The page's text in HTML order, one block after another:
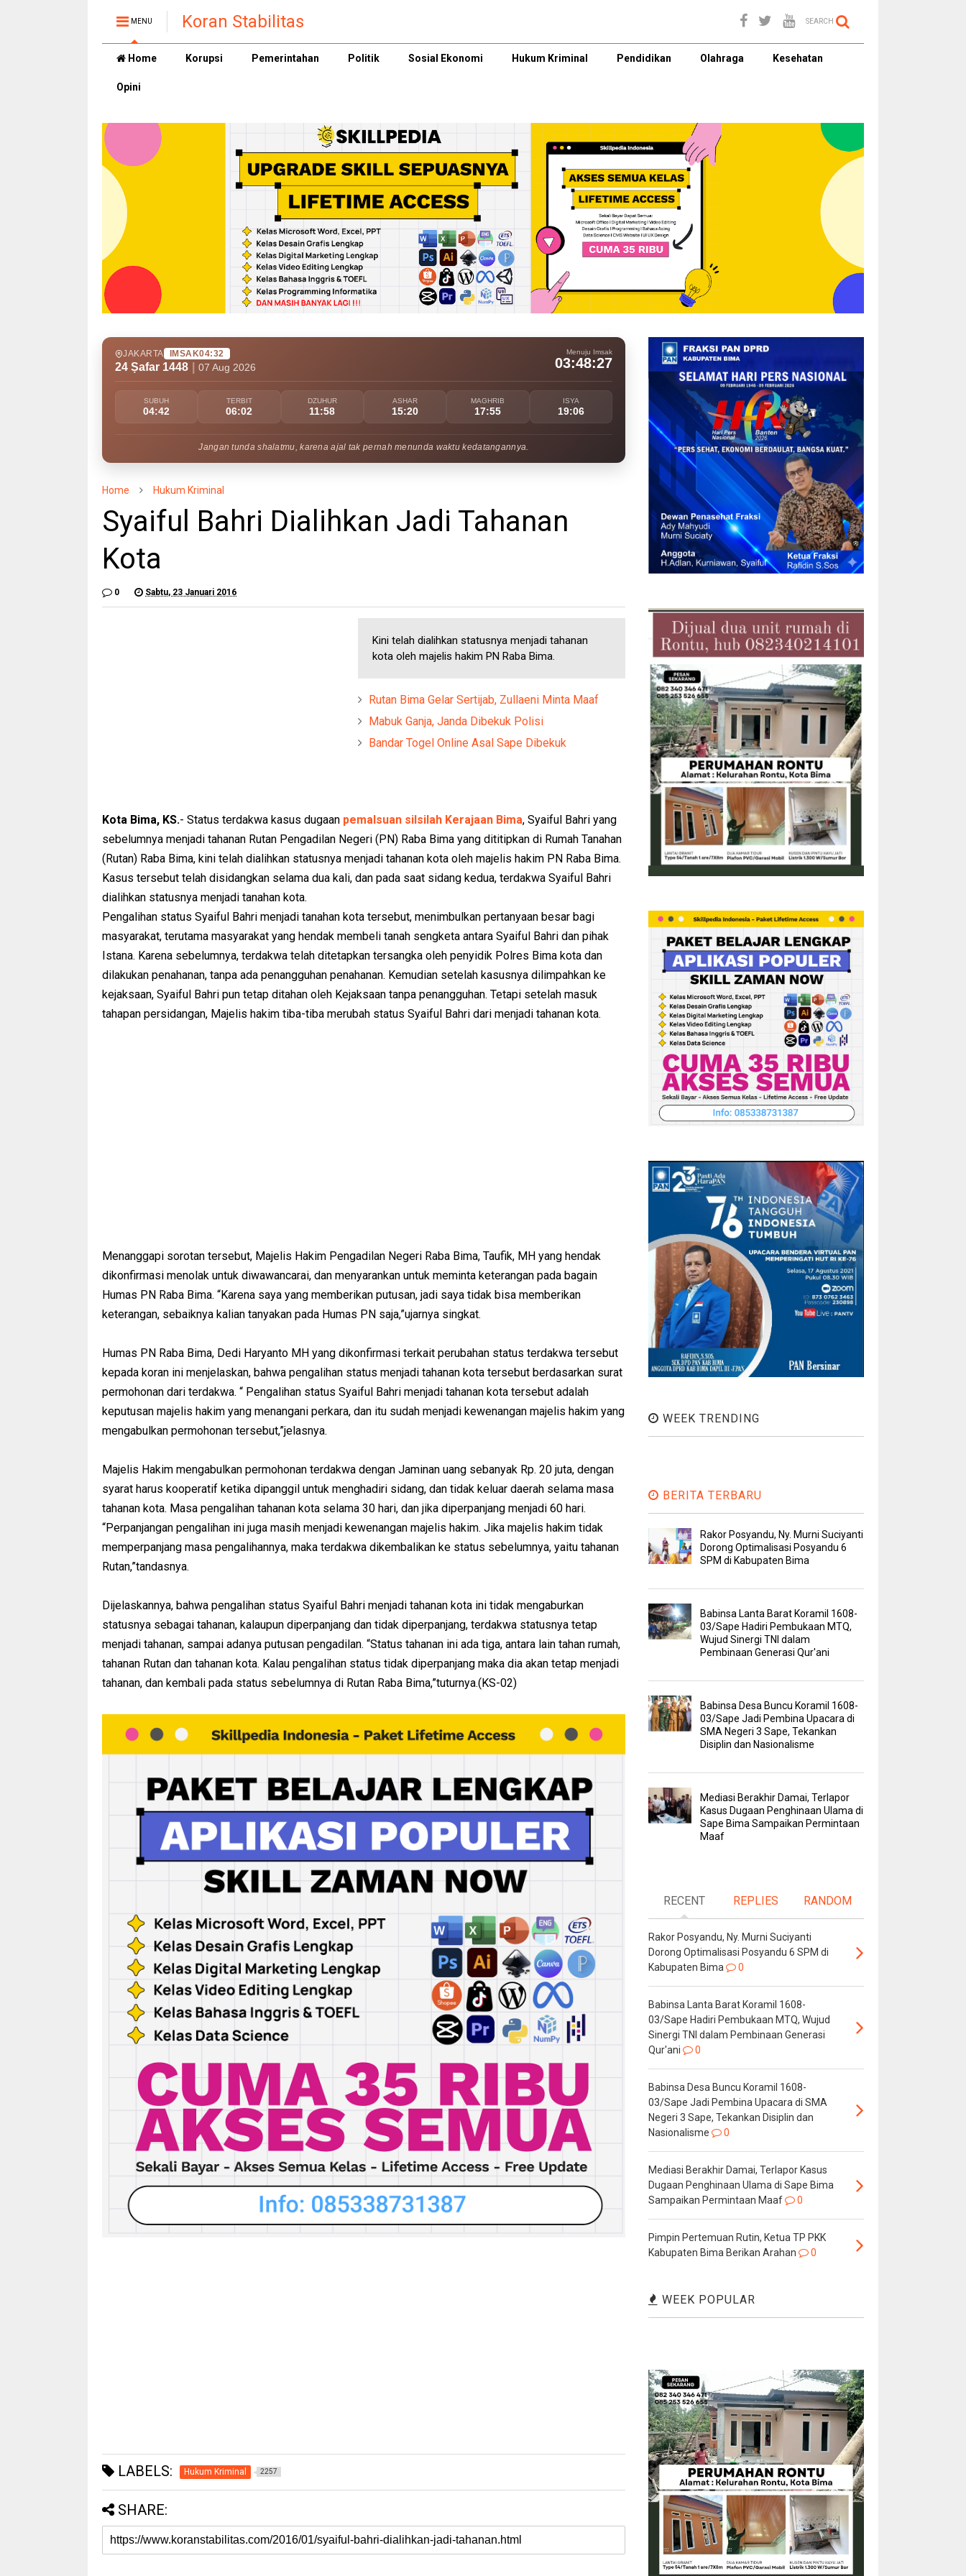
MENU Koran Stabilitas SEARCH
Home Korupsi Pemerintahan Politik Sosial Ekonomi Hukum Kriminal Pendidikan Olahraga Kesehatan
Opini
JAKARTA IMSAK04:32
24 Ṣafar 1448 07 Aug 2026
Menuju Imsak
03:48:25
SUBUH
04:42
TERBIT
06:02
DZUHUR
11:58
ASHAR
15:20
MAGHRIB
17:55
ISYA
19:06
Jangan tunda shalatmu, karena ajal tak pernah menunda waktu kedatangannya.
Home Hukum Kriminal
Syaiful Bahri Dialihkan Jadi Tahanan
Kota
0 Sabtu, 23 Januari 2016
Kini telah dialihkan statusnya menjadi tahanan
kota oleh majelis hakim PN Raba Bima.
Rutan Bima Gelar Sertijab, Zullaeni Minta Maaf
Mabuk Ganja, Janda Dibekuk Polisi
Bandar Togel Online Asal Sape Dibekuk
Kota Bima, KS.- Status terdakwa kasus dugaan pemalsuan silsilah Kerajaan Bima, Syaiful Bahri yang
sebelumnya menjadi tahanan Rutan Pengadilan Negeri (PN) Raba Bima yang dititipkan di Rumah Tanahan
(Rutan) Raba Bima, kini telah dialihkan statusnya menjadi tahanan kota oleh majelis hakim PN Raba Bima.
Kasus tersebut telah disidangkan selama dua kali, dan pada saat sidang kedua, terdakwa Syaiful Bahri
dialihkan statusnya menjadi tanahan kota.
Pengalihan status Syaiful Bahri menjadi tanahan kota tersebut, menimbulkan pertanyaan besar bagi
masyarakat, terutama masyarakat yang hendak membeli tanah sengketa antara Syaiful Bahri dan pihak
Istana. Karena sebelumnya, terdakwa telah ditetapkan tersangka oleh penyidik Polres Bima kota dan
dilakukan penahanan, tanpa ada penangguhan penahanan. Kemudian setelah kasusnya dilimpahkan ke
kejaksaan, Syaiful Bahri pun tetap ditahan oleh Kejaksaan tanpa penangguhan. Tetapi setelah masuk
tahapan persidangan, Majelis hakim tiba-tiba merubah status Syaiful Bahri dari menjadi tahanan kota.
Menanggapi sorotan tersebut, Majelis Hakim Pengadilan Negeri Raba Bima, Taufik, MH yang hendak
dikonfirmasi menolak untuk diwawancarai, dan menyarankan untuk meminta keterangan pada bagain
Humas PN Raba Bima. “Karena saya yang memberikan putusan, jadi saya tidak bisa memberikan
keterangan, sebaiknya kalian tanyakan pada Humas PN saja,”ujarnya singkat.
Humas PN Raba Bima, Dedi Haryanto MH yang dikonfirmasi terkait perubahan status terdakwa tersebut
kepada koran ini menjelaskan, bahwa pengalihan status menjadi tahanan kota tersebut berdasarkan surat
permohonan dari terdakwa. “ Pengalihan status Syaiful Bahri menjadi tahanan kota tersebut adalah
keputusan majelis hakim yang menangani perkara, dan itu sudah menjadi kewenangan majelis hakim yang
mengabulkan permohonan tersebut,”jelasnya.
Majelis Hakim mengabulkan permohonan terdakwa dengan Jaminan uang sebanyak Rp. 20 juta, dengan
syarat harus kooperatif ketika dipanggil untuk menghadiri sidang, dan tidak keluar daerah selama masa
tahanan kota. Masa pengalihan tahanan kota selama 30 hari, dan jika diperpanjang menjadi 60 hari.
“Perpanjangan pengalihan ini juga masih menjadi kewenangan majelis hakim. Jika majelis hakim tidak
memperpanjang masa pengalihannya, maka terdakwa dikembalikan ke status sebelumnya, yaitu tahanan
Rutan,”tandasnya.
Dijelaskannya, bahwa pengalihan status Syaiful Bahri menjadi tahanan kota ini tidak mengaburkan
statusnya sebagai tahanan, kalaupun diperpanjang dan tidak diperpanjang, terdakwa statusnya tetap
menjadi tahanan, sampai adanya putusan pengadilan. “Status tahanan ini ada tiga, antara lain tahan rumah,
tahanan Rutan dan tahanan kota. Kalau pengalihan status tidak diperpanjang maka dia akan tetap menjadi
tahanan, dan kembali pada status sebelumnya di Rutan Raba Bima,”tuturnya.(KS-02)
LABELS: Hukum Kriminal 2257
SHARE:
WEEK TRENDING
BERITA TERBARU
Rakor Posyandu, Ny. Murni Suciyanti
Dorong Optimalisasi Posyandu 6
SPM di Kabupaten Bima
Babinsa Lanta Barat Koramil 1608-
03/Sape Hadiri Pembukaan MTQ,
Wujud Sinergi TNI dalam
Pembinaan Generasi Qur'ani
Babinsa Desa Buncu Koramil 1608-
03/Sape Jadi Pembina Upacara di
SMA Negeri 3 Sape, Tekankan
Disiplin dan Nasionalisme
Mediasi Berakhir Damai, Terlapor
Kasus Dugaan Penghinaan Ulama di
Sape Bima Sampaikan Permintaan
Maaf
RECENT REPLIES RANDOM
Rakor Posyandu, Ny. Murni Suciyanti
Dorong Optimalisasi Posyandu 6 SPM di
Kabupaten Bima
0
Babinsa Lanta Barat Koramil 1608-
03/Sape Hadiri Pembukaan MTQ, Wujud
Sinergi TNI dalam Pembinaan Generasi
Qur'ani
0
Babinsa Desa Buncu Koramil 1608-
03/Sape Jadi Pembina Upacara di SMA
Negeri 3 Sape, Tekankan Disiplin dan
Nasionalisme
0
Mediasi Berakhir Damai, Terlapor Kasus
Dugaan Penghinaan Ulama di Sape Bima
Sampaikan Permintaan Maaf
0
Pimpin Pertemuan Rutin, Ketua TP PKK
Kabupaten Bima Berikan Arahan
0
WEEK POPULAR